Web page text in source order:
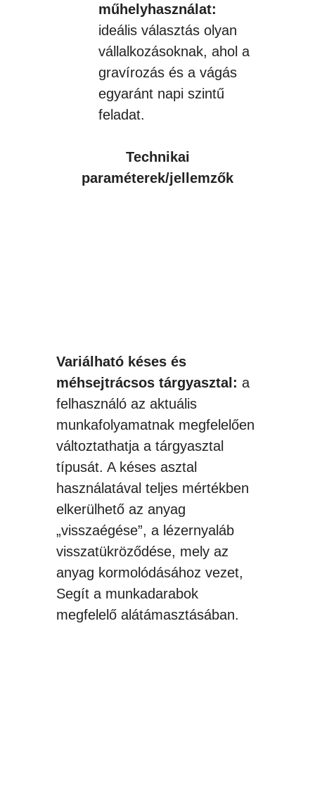
műhelyhasználat:
ideális választás olyan
vállalkozásoknak, ahol a
gravírozás és a vágás
egyaránt napi szintű
feladat.
Technikai
paraméterek/jellemzők
Variálható késes és
méhsejtrácsos tárgyasztal: a
felhasználó az aktuális
munkafolyamatnak megfelelően
változtathatja a tárgyasztal
típusát. A késes asztal
használatával teljes mértékben
elkerülhető az anyag
„visszaégése”, a lézernyaláb
visszatükröződése, mely az
anyag kormolódásához vezet,
Segít a munkadarabok
megfelelő alátámasztásában.